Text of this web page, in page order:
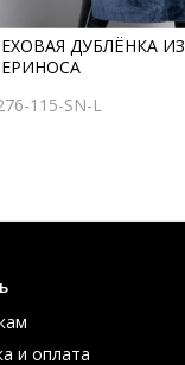
ДУБЛЁНКА ИЗ
115-SN-L
и оплата